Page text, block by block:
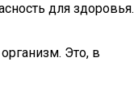
для здоровья.
Это, в